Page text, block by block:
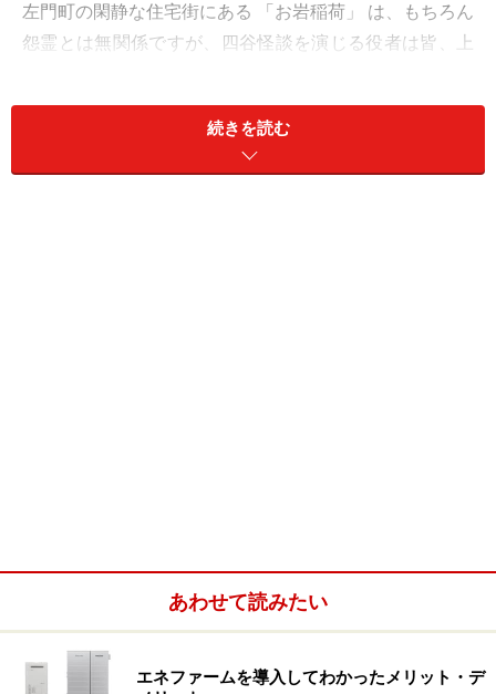
左門町の閑静な住宅街にある 「お岩稲荷」 は、もちろん
怨霊とは無関係ですが、四谷怪談を演じる役者は皆、上
立て上げられたことを 「お岩」 さんが恨んでいるのかも
しかし、濡れ衣という話、実際に割ってしまったという
話、恋仲だった主膳の気を引くためにわざと割ったとい
う話などいろいろあるようです。また斬り殺されたとい
続きを読む
あわせて読みたい
エネファームを導入してわかったメリット・デ